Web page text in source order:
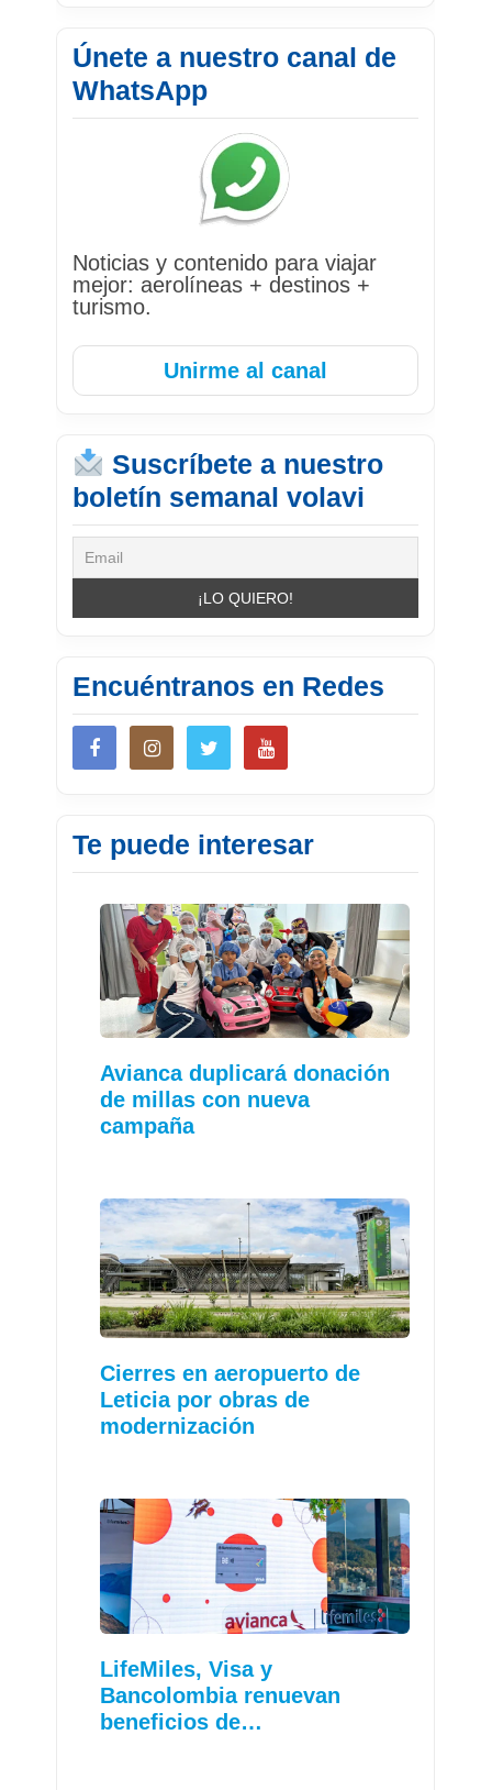
Únete a nuestro canal de
WhatsApp
Noticias y contenido para viajar
mejor: aerolíneas + destinos +
turismo.
Unirme al canal
Suscríbete a nuestro
boletín semanal volavi
Encuéntranos en Redes
Te puede interesar
Avianca duplicará donación
de millas con nueva
campaña
Cierres en aeropuerto de
Leticia por obras de
modernización
LifeMiles, Visa y
Bancolombia renuevan
beneficios de…